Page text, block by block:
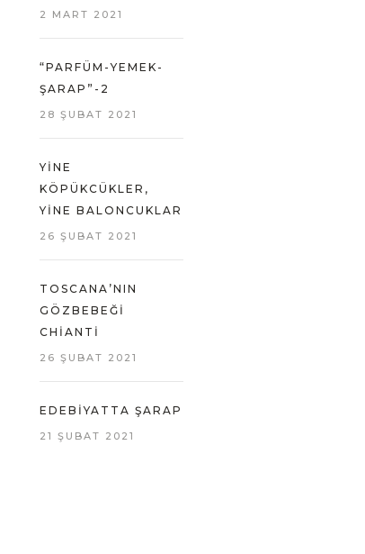
2 MART 2021
“PARFÜM-YEMEK-
ŞARAP”-2
28 ŞUBAT 2021
YINE
KÖPÜKCÜKLER,
YINE BALONCUKLAR
26 ŞUBAT 2021
TOSCANA’NIN
GÖZBEBEĞI
CHIANTI
26 ŞUBAT 2021
EDEBIYATTA ŞARAP
21 ŞUBAT 2021